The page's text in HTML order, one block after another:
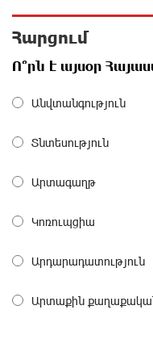
դատարանի
Օգոստոսի 7-ը
Հայաստանը
Դավթյան
Ամենայն
Հարցում
Ո՞րն է այսօր
Անվտանգություն
Տնտեսություն
Արտագաղթ
Կոռուպցիա
Արդարադատություն
Արտաքին